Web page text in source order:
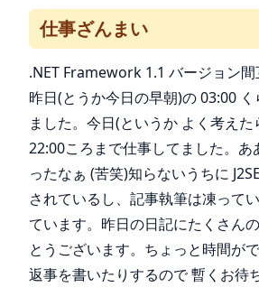
仕事ざんまい
.NET Framework 1.1 バージョン
昨日(とうか今日の早朝)の 03:00
ました。今日(というか よく考えた
22:00ころまで仕事してました。あ
ったなぁ (苦笑)知らないうちに
されているし、記事執筆は凍って
ています。昨日の日記にたくさん
とうございます。ちょっと時間が
返事を書いたりするので 暫くお待